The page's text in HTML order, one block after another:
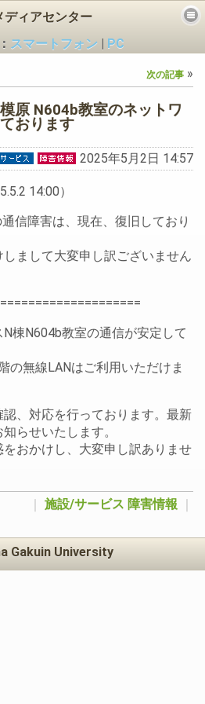
ディアセンター
スマートフォン
PC
次の記事 »
原 N604b教室のネットワ
おります
2025年5月2日 14:57
14:00）
信障害は、現在、復旧しており
まして大変申し訳ございません
棟N604b教室の通信が安定して
の無線LANはご利用いただけま
、対応を行っております。最新
らせいたします。
おかけし、大変申し訳ありませ
施設/サービス 障害情報
Gakuin University